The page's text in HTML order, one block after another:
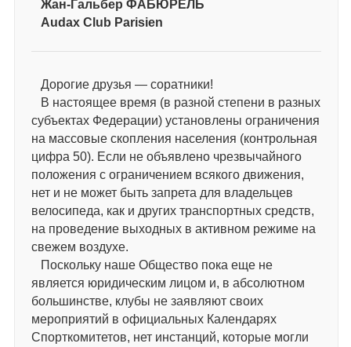
Жан-Гальбер ФАБЮРЕЛЬ
Audax Club Parisien
Дорогие друзья — соратники!
В настоящее время (в разной степени в разных
субъектах Федерации) установлены ограничения
на массовые скопления населения (контрольная
цифра 50). Если не объявлено чрезвычайного
положения с ограничением всякого движения,
нет и не может быть запрета для владельцев
велосипеда, как и других транспортных средств,
на проведение выходных в активном режиме на
свежем воздухе.
Поскольку наше Общество пока еще не
является юридическим лицом и, в абсолютном
большинстве, клубы не заявляют своих
мероприятий в официальных Календарях
Спорткомитетов, нет инстанций, которые могли